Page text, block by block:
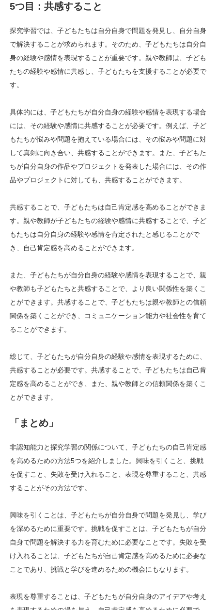
5つ目：共感すること
探究学習では、子どもたちは自分自身で問題を発見し、自分自身
で解決することが求められます。そのため、子どもたちは自分自
身の経験や感情を表現することが重要です。親や教師は、子ども
たちの経験や感情に共感し、子どもたちを支援することが必要で
す。
具体的には、子どもたちが自分自身の経験や感情を表現する場合
には、その経験や感情に共感することが必要です。例えば、子ど
もたちが悩みや問題を抱えている場合には、その悩みや問題に対
して真剣に向き合い、共感することができます。また、子どもた
ちが自分自身の作品やプロジェクトを発表した場合には、その作
品やプロジェクトに対しても、共感することができます。
共感することで、子どもたちは自己肯定感を高めることができま
す。親や教師が子どもたちの経験や感情に共感することで、子ど
もたちは自分自身の経験や感情を肯定されたと感じることがで
き、自己肯定感を高めることができます。
また、子どもたちが自分自身の経験や感情を表現することで、親
や教師も子どもたちと共感することで、より良い関係性を築くこ
とができます。共感することで、子どもたちは親や教師との信頼
関係を築くことができ、コミュニケーション能力や社会性を育て
ることができます。
総じて、子どもたちが自分自身の経験や感情を表現するために、
共感することが必要です。共感することで、子どもたちは自己肯
定感を高めることができ、また、親や教師との信頼関係を築くこ
とができます。
「まとめ」
非認知能力と探究学習の関係について、子どもたちの自己肯定感
を高めるための方法5つを紹介しました。興味を引くこと、挑戦
を促すこと、失敗を受け入れること、表現を尊重すること、共感
することがその方法です。
興味を引くことは、子どもたちが自分自身で問題を発見し、学び
を深めるために重要です。挑戦を促すことは、子どもたちが自分
自身で問題を解決する力を育むために必要なことです。失敗を受
け入れることは、子どもたちが自己肯定感を高めるために必要な
ことであり、挑戦と学びを進めるための機会にもなります。
表現を尊重することは、子どもたちが自分自身のアイデアや考え